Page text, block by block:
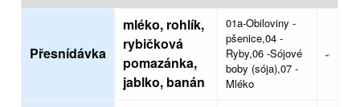
Přesnídávka
mléko, rohlík,
rybičková
pomazánka,
jablko, banán
01a-Obiloviny -
pšenice,04 -
Ryby,06 -Sójové
boby (sója),07 -
Mléko